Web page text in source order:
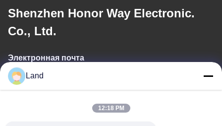
Shenzhen Honor Way Electronic.
Co., Ltd.
Электронная почта
land@szhw-tech.com
Land
12:18 PM